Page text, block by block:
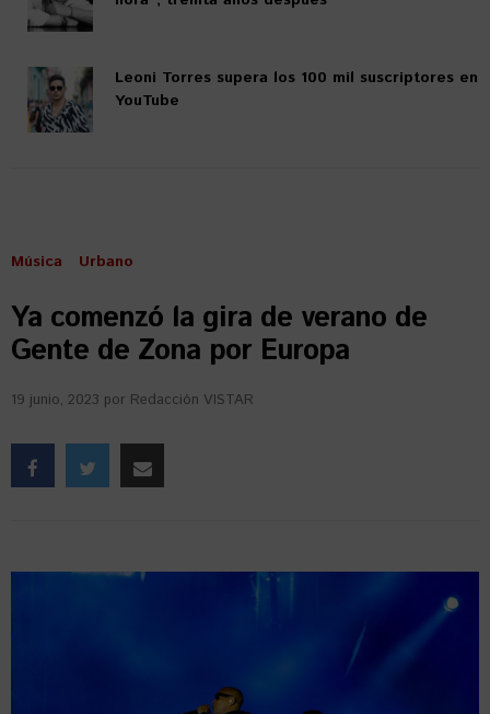
Leoni Torres supera los 100 mil suscriptores en
YouTube
Música Urbano
Ya comenzó la gira de verano de
Gente de Zona por Europa
19 junio, 2023 por Redacción VISTAR